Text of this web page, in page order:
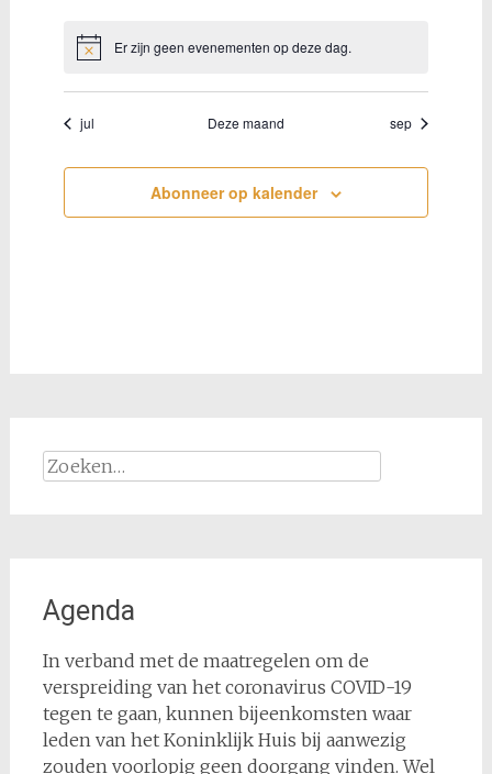
BerichtEr zijn geen evenementen op deze dag.
jul Deze maand sep
Abonneer op kalender
Zoeken
Agenda
In verband met de maatregelen om de
verspreiding van het coronavirus COVID-19
tegen te gaan, kunnen bijeenkomsten waar
leden van het Koninklijk Huis bij aanwezig
zouden voorlopig geen doorgang vinden. Wel